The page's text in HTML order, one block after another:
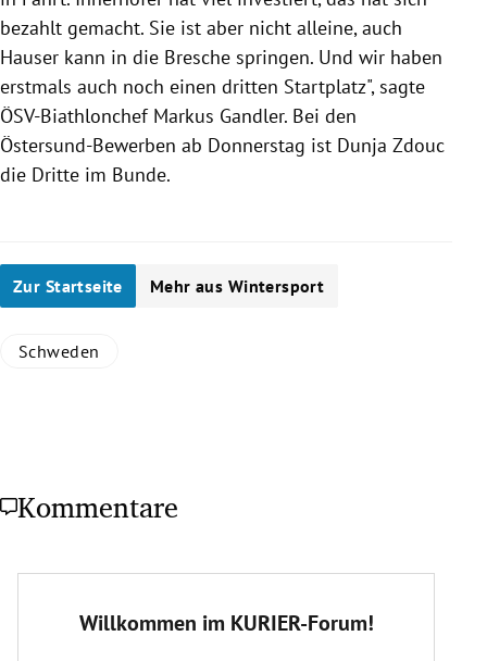
bezahlt gemacht. Sie ist aber nicht alleine, auch
Hauser kann in die Bresche springen. Und wir haben
erstmals auch noch einen dritten Startplatz", sagte
ÖSV-Biathlonchef Markus Gandler. Bei den
Östersund-Bewerben ab Donnerstag ist Dunja Zdouc
die Dritte im Bunde.
Zur Startseite Mehr aus Wintersport
Schweden
Kommentare